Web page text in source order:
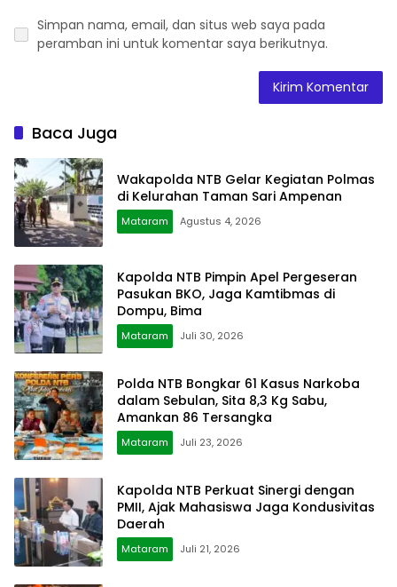
Simpan nama, email, dan situs web saya pada
peramban ini untuk komentar saya berikutnya.
Baca Juga
Wakapolda NTB Gelar Kegiatan Polmas
di Kelurahan Taman Sari Ampenan
Mataram Agustus 4, 2026
Kapolda NTB Pimpin Apel Pergeseran
Pasukan BKO, Jaga Kamtibmas di
Dompu, Bima
Mataram Juli 30, 2026
Polda NTB Bongkar 61 Kasus Narkoba
dalam Sebulan, Sita 8,3 Kg Sabu,
Amankan 86 Tersangka
Mataram Juli 23, 2026
Kapolda NTB Perkuat Sinergi dengan
PMII, Ajak Mahasiswa Jaga Kondusivitas
Daerah
Mataram Juli 21, 2026